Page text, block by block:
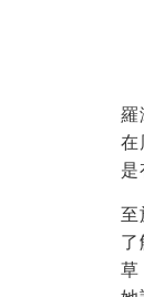
羅
在
至
草